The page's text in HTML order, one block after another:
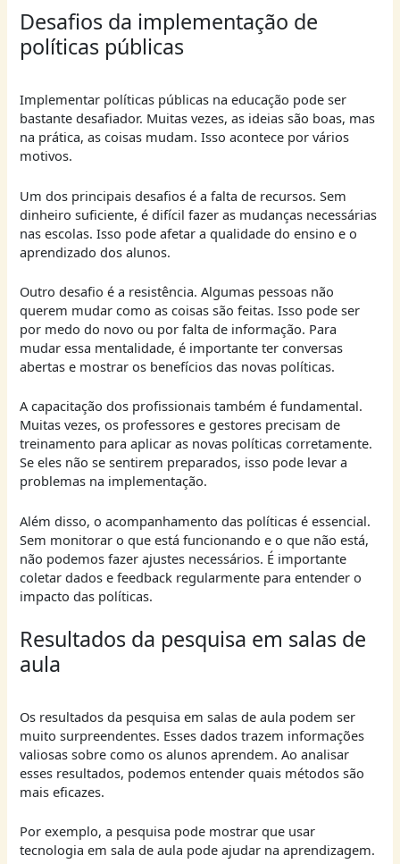
Desafios da implementação de
políticas públicas
Implementar políticas públicas na educação pode ser
bastante desafiador. Muitas vezes, as ideias são boas, mas
na prática, as coisas mudam. Isso acontece por vários
motivos.
Um dos principais desafios é a falta de recursos. Sem
dinheiro suficiente, é difícil fazer as mudanças necessárias
nas escolas. Isso pode afetar a qualidade do ensino e o
aprendizado dos alunos.
Outro desafio é a resistência. Algumas pessoas não
querem mudar como as coisas são feitas. Isso pode ser
por medo do novo ou por falta de informação. Para
mudar essa mentalidade, é importante ter conversas
abertas e mostrar os benefícios das novas políticas.
A capacitação dos profissionais também é fundamental.
Muitas vezes, os professores e gestores precisam de
treinamento para aplicar as novas políticas corretamente.
Se eles não se sentirem preparados, isso pode levar a
problemas na implementação.
Além disso, o acompanhamento das políticas é essencial.
Sem monitorar o que está funcionando e o que não está,
não podemos fazer ajustes necessários. É importante
coletar dados e feedback regularmente para entender o
impacto das políticas.
Resultados da pesquisa em salas de
aula
Os resultados da pesquisa em salas de aula podem ser
muito surpreendentes. Esses dados trazem informações
valiosas sobre como os alunos aprendem. Ao analisar
esses resultados, podemos entender quais métodos são
mais eficazes.
Por exemplo, a pesquisa pode mostrar que usar
tecnologia em sala de aula pode ajudar na aprendizagem.